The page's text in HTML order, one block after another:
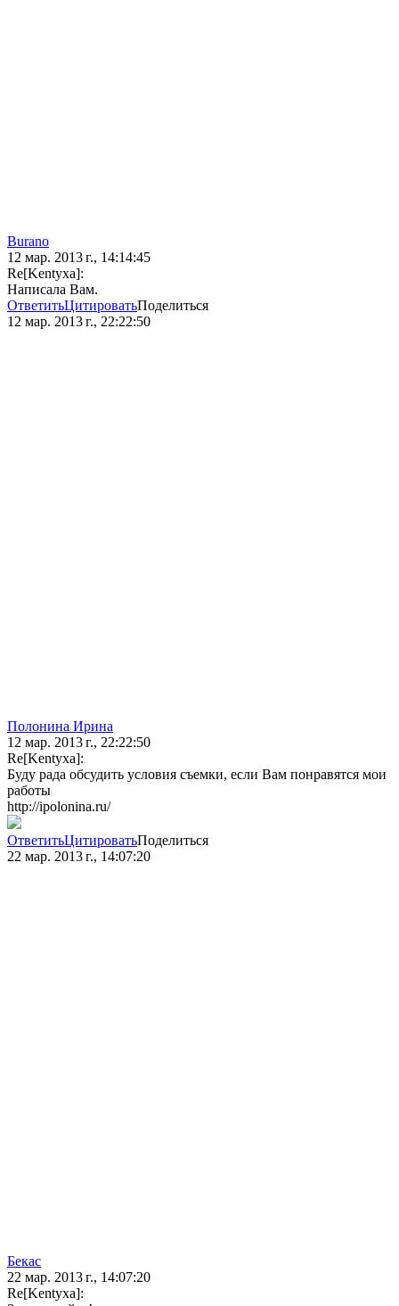
Burano
12 мар. 2013 г., 14:14:45
Re[Kentyxa]:
Написала Вам.
ОтветитьЦитироватьПоделиться
12 мар. 2013 г., 22:22:50
Полонина Ирина
12 мар. 2013 г., 22:22:50
Re[Kentyxa]:
Буду рада обсудить условия съемки, если Вам понравятся мои
работы
http://ipolonina.ru/
ОтветитьЦитироватьПоделиться
22 мар. 2013 г., 14:07:20
Бекас
22 мар. 2013 г., 14:07:20
Re[Kentyxa]: